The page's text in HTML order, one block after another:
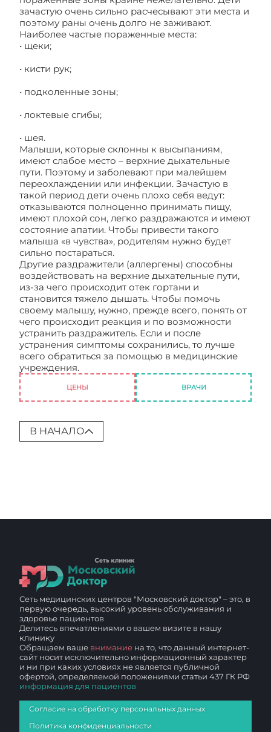
зачастую очень сильно расчесывают эти места и
поэтому раны очень долго не заживают.
Наиболее частые пораженные места:
• щеки;
• кисти рук;
• подколенные зоны;
• локтевые сгибы;
• шея.
Малыши, которые склонны к высыпаниям,
имеют слабое место – верхние дыхательные
пути. Поэтому и заболевают при малейшем
переохлаждении или инфекции. Зачастую в
такой период дети очень плохо себя ведут:
отказываются полноценно принимать пищу,
имеют плохой сон, легко раздражаются и имеют
состояние апатии. Чтобы привести такого
малыша «в чувства», родителям нужно будет
сильно постараться.
Другие раздражители (аллергены) способны
воздействовать на верхние дыхательные пути,
из-за чего происходит отек гортани и
становится тяжело дышать. Чтобы помочь
своему малышу, нужно, прежде всего, понять от
чего происходит реакция и по возможности
устранить раздражитель. Если и после
устранения симптомы сохранились, то лучше
всего обратиться за помощью в медицинские
учреждения.
ЦЕНЫ ВРАЧИ
В НАЧАЛО
Сеть медицинских центров "Московский доктор" – это, в
первую очередь, высокий уровень обслуживания и
здоровье пациентов
Делитесь впечатлениями о вашем визите в нашу
клинику
Обращаем ваше внимание на то, что данный интернет-
сайт носит исключительно информационный характер
и ни при каких условиях не является публичной
офертой, определяемой положениями статьи 437 ГК РФ
информация для пациентов
Согласие на обработку персональных данных
Политика конфиденциальности